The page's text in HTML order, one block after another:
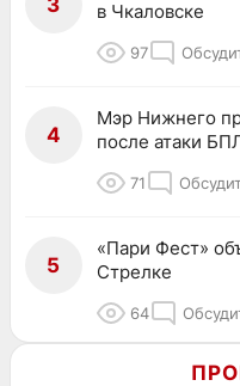
в Чкаловске
97
4
Мэр Нижнего
после атаки
71
5
«Пари Фест»
Стрелке
64